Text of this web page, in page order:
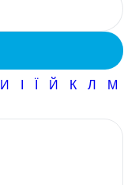
И І Ї Й К Л М